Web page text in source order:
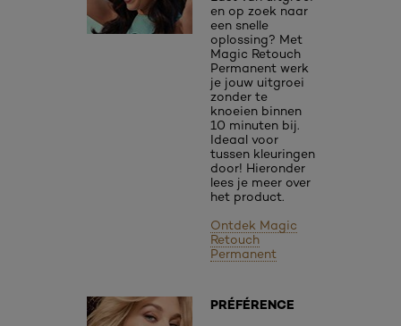
en op zoek naar
een snelle
oplossing? Met
Magic Retouch
Permanent werk
je jouw uitgroei
zonder te
knoeien binnen
10 minuten bij.
Ideaal voor
tussen kleuringen
door! Hieronder
lees je meer over
het product.
Ontdek Magic
Retouch
Permanent
PRÉFÉRENCE